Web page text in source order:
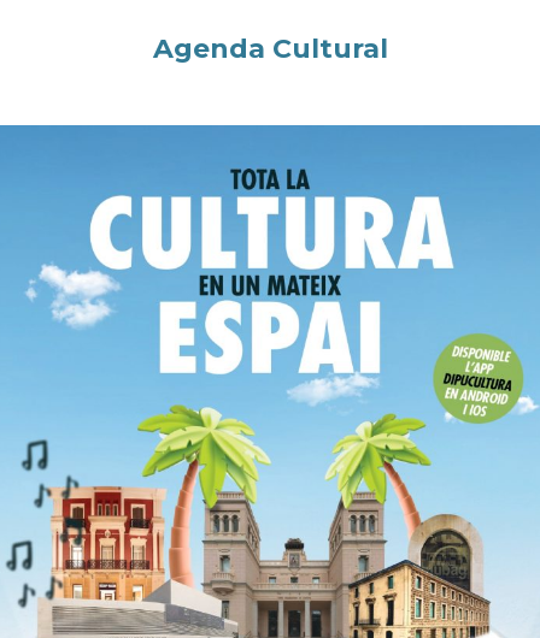
Agenda Cultural